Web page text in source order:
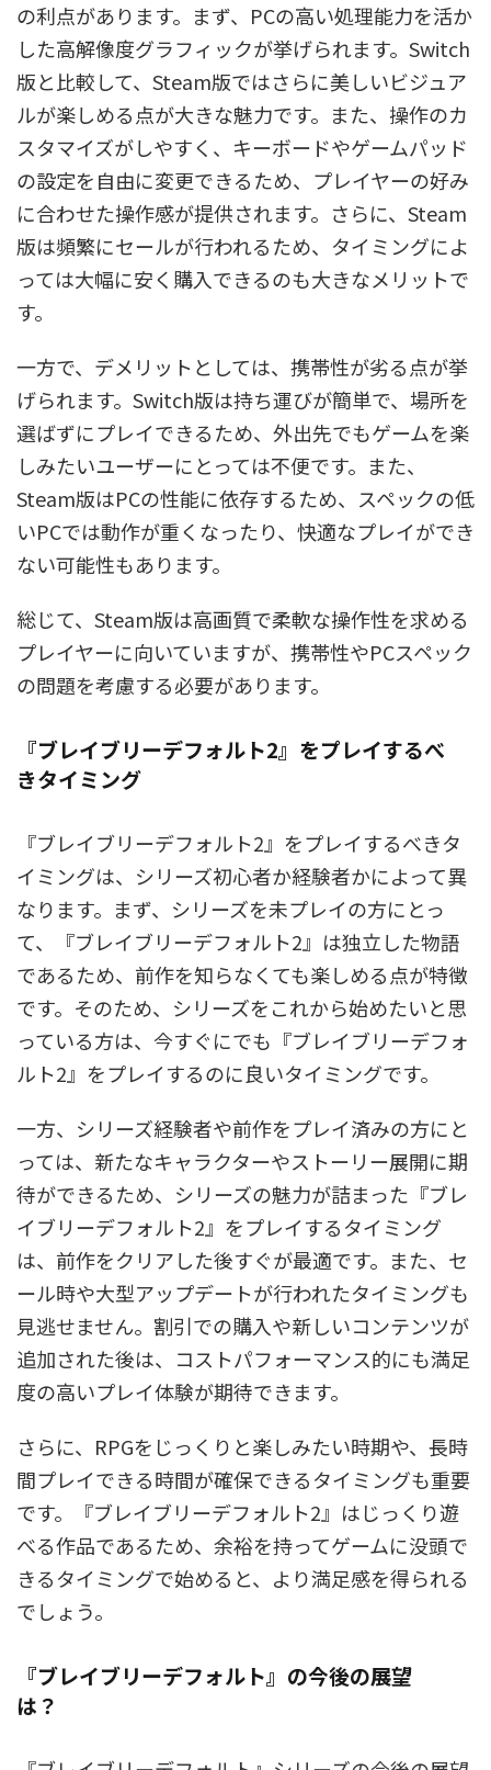
の利点があります。まず、PCの高い処理能力を活か
した高解像度グラフィックが挙げられます。Switch
版と比較して、Steam版ではさらに美しいビジュア
ルが楽しめる点が大きな魅力です。また、操作のカ
スタマイズがしやすく、キーボードやゲームパッド
の設定を自由に変更できるため、プレイヤーの好み
に合わせた操作感が提供されます。さらに、Steam
版は頻繁にセールが行われるため、タイミングによ
っては大幅に安く購入できるのも大きなメリットで
す。
一方で、デメリットとしては、携帯性が劣る点が挙
げられます。Switch版は持ち運びが簡単で、場所を
選ばずにプレイできるため、外出先でもゲームを楽
しみたいユーザーにとっては不便です。また、
Steam版はPCの性能に依存するため、スペックの低
いPCでは動作が重くなったり、快適なプレイができ
ない可能性もあります。
総じて、Steam版は高画質で柔軟な操作性を求める
プレイヤーに向いていますが、携帯性やPCスペック
の問題を考慮する必要があります。
『ブレイブリーデフォルト2』をプレイするべ
きタイミング
『ブレイブリーデフォルト2』をプレイするべきタ
イミングは、シリーズ初心者か経験者かによって異
なります。まず、シリーズを未プレイの方にとっ
て、『ブレイブリーデフォルト2』は独立した物語
であるため、前作を知らなくても楽しめる点が特徴
です。そのため、シリーズをこれから始めたいと思
っている方は、今すぐにでも『ブレイブリーデフォ
ルト2』をプレイするのに良いタイミングです。
一方、シリーズ経験者や前作をプレイ済みの方にと
っては、新たなキャラクターやストーリー展開に期
待ができるため、シリーズの魅力が詰まった『ブレ
イブリーデフォルト2』をプレイするタイミング
は、前作をクリアした後すぐが最適です。また、セ
ール時や大型アップデートが行われたタイミングも
見逃せません。割引での購入や新しいコンテンツが
追加された後は、コストパフォーマンス的にも満足
度の高いプレイ体験が期待できます。
さらに、RPGをじっくりと楽しみたい時期や、長時
間プレイできる時間が確保できるタイミングも重要
です。『ブレイブリーデフォルト2』はじっくり遊
べる作品であるため、余裕を持ってゲームに没頭で
きるタイミングで始めると、より満足感を得られる
でしょう。
『ブレイブリーデフォルト』の今後の展望
は？